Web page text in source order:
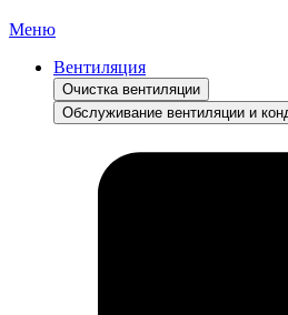
Меню
Вентиляция
Очистка вентиляции
Обслуживание вентиляции и